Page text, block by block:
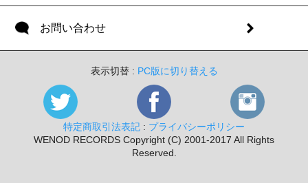
お問い合わせ
表示切替 : PC版に切り替える
特定商取引法表記 : プライバシーポリシー
WENOD RECORDS Copyright (C) 2001-2017 All Rights
Reserved.